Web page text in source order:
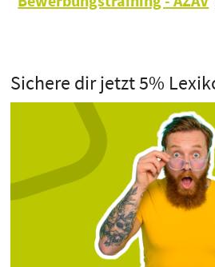
Sichere dir jetzt 5%